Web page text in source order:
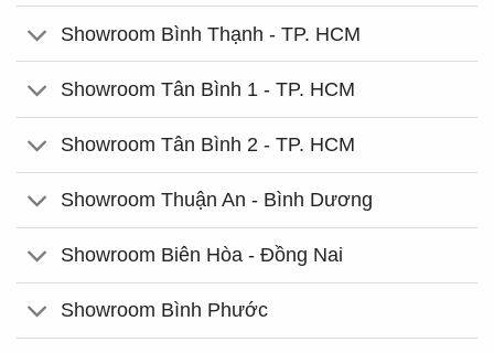
Showroom Bình Thạnh - TP. HCM
Showroom Tân Bình 1 - TP. HCM
Showroom Tân Bình 2 - TP. HCM
Showroom Thuận An - Bình Dương
Showroom Biên Hòa - Đồng Nai
Showroom Bình Phước